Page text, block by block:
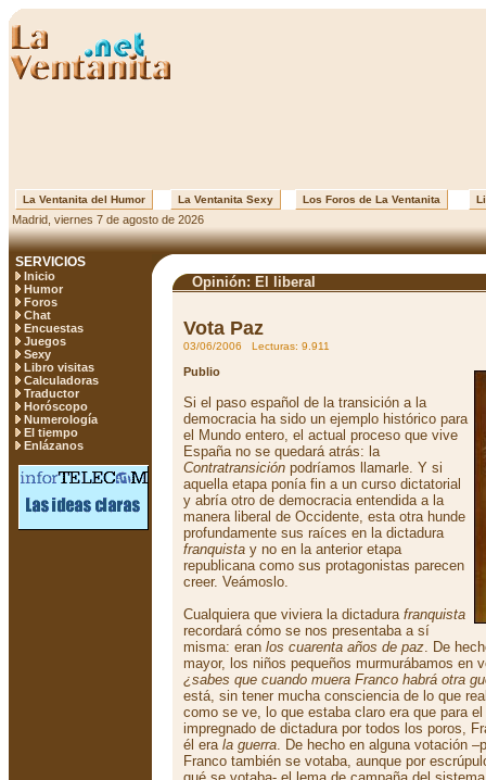
La Ventanita del Humor La Ventanita Sexy Los Foros de La Ventanita
Madrid, viernes 7 de agosto de 2026
SERVICIOS
Inicio
Humor
Foros
Chat
Encuestas
Juegos
Sexy
Libro visitas
Calculadoras
Traductor
Horóscopo
Numerología
El tiempo
Enlázanos
Opinión: El liberal
Vota Paz
03/06/2006 Lecturas: 9.911
Publio
Si el paso español de la transición a la
democracia ha sido un ejemplo histórico para
el Mundo entero, el actual proceso que vive
España no se quedará atrás: la
Contratransición podríamos llamarle. Y si
aquella etapa ponía fin a un curso dictatorial
y abría otro de democracia entendida a la
manera liberal de Occidente, esta otra hunde
profundamente sus raíces en la dictadura
franquista y no en la anterior etapa
republicana como sus protagonistas parecen
creer. Veámoslo.
Cualquiera que viviera la dictadura franquista
recordará cómo se nos presentaba a sí
misma: eran los cuarenta años de paz. De
mayor, los niños pequeños murmurábamos en
¿sabes que cuando muera Franco habrá otra
está, sin tener mucha consciencia de lo que
como se ve, lo que estaba claro era que para
impregnado de dictadura por todos los poros,
él era la guerra. De hecho en alguna votación
Franco también se votaba, aunque por